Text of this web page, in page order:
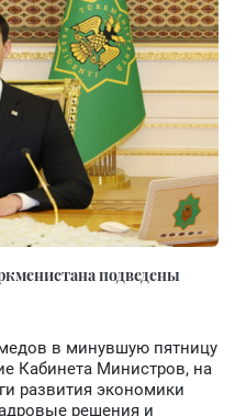
подведены
в минувшую пятницу
Кабинета Министров, на
развития экономики
решения и